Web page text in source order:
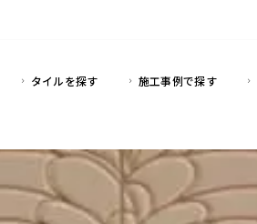
タイルを探す 施工事例で探す